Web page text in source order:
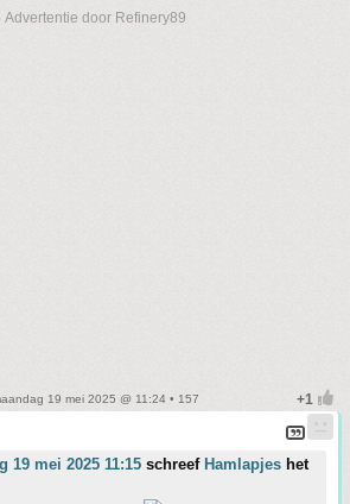
Advertentie door Refinery89
19 mei 2025 @ 11:24 • 157
19 mei 2025 11:15 schreef Hamlapjes het